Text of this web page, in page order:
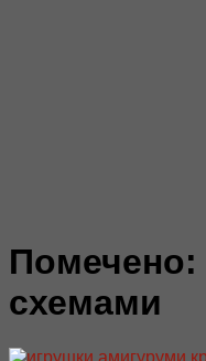
Помечено:
схемами